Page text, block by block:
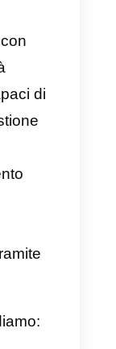
la migliore
e gli
che tu sia
di poter
migliore
offre